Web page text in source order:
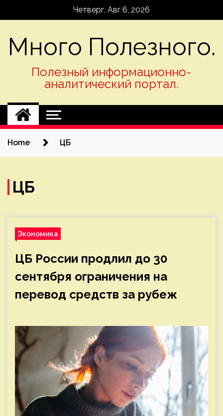
Четверг, Авг 6, 2026
Много Полезного.
Полезный информационно-
аналитический портал.
Home ЦБ
ЦБ
Экономика
ЦБ России продлил до 30
сентября ограничения на
перевод средств за рубеж